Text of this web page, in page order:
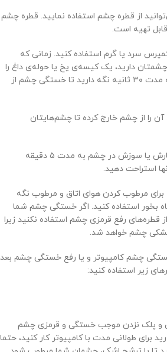
از قطره چشم استفاده نمایید. قطره چشم
تهیه است.
سرد یا گرم استفاده کنید. زمانی که
دارید، یک کیسه‌ی یخ یا حوله‌ی داغ را
روی چشمانتان گذاشته و به مدت ۳۰ ثانیه نگه دارید تا خستگی چشم از
آن‌ را از چشم خارج کرده تا چشم‌هایتان
– در زمان احساس قرمزی، خارش یا سوزش در چشم به مدت ۵ دقیقه
استراحت دهید.
مرطوب کردن هوای اتاق و مرطوب نگه
بخور استفاده کنید. اگر خستگی چشم شما
رفع قرمزی چشم استفاده نکنید زیرا
چشم خواهد شد.
چشم کامپیوتر و یا رفع خستگی چشم بعد
زیر استفاده کنید:
پلک نزدن موجب خستگی و قرمزی چشم
برای طولانی مدت با کامپیوتر کار کنید، حتما